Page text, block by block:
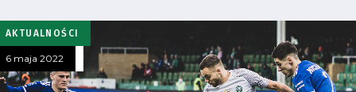
AKTUALNOŚCI
6 maja 2022